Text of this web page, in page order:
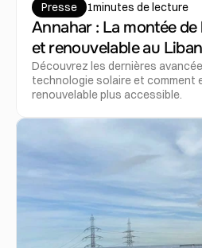
Presse 1minutes de lecture
Annahar : La montée
et renouvelable au Liban
Découvrez les dernières
technologie solaire et comment
renouvelable plus accessible.